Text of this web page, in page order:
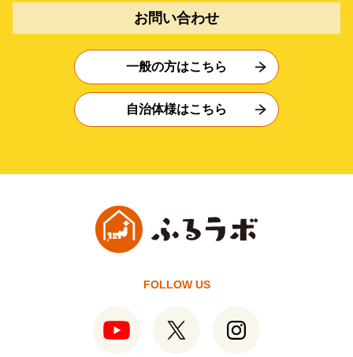
お問い合わせ
一般の方はこちら
自治体様はこちら
FOLLOW US